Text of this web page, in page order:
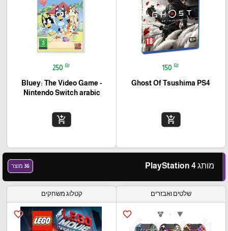
150 ₪
Ghost Of Tsushima PS4
add_shopping_cart
250 ₪
Bluey: The Video Game -
Nintendo Switch arabic
add_shopping_cart
מותג PlayStation 4 36 מוצר
שלטים ואבזרים
favorite_border
קטלוג משחקים
favorite_border